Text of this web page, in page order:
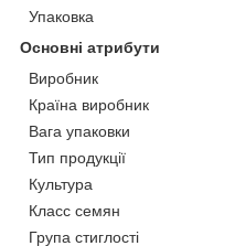
Упаковка
Основні атрибути
Виробник
Країна виробник
Вага упаковки
Тип продукції
Культура
Класс семян
Група стиглості